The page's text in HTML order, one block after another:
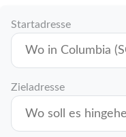
Startadresse
Zieladresse